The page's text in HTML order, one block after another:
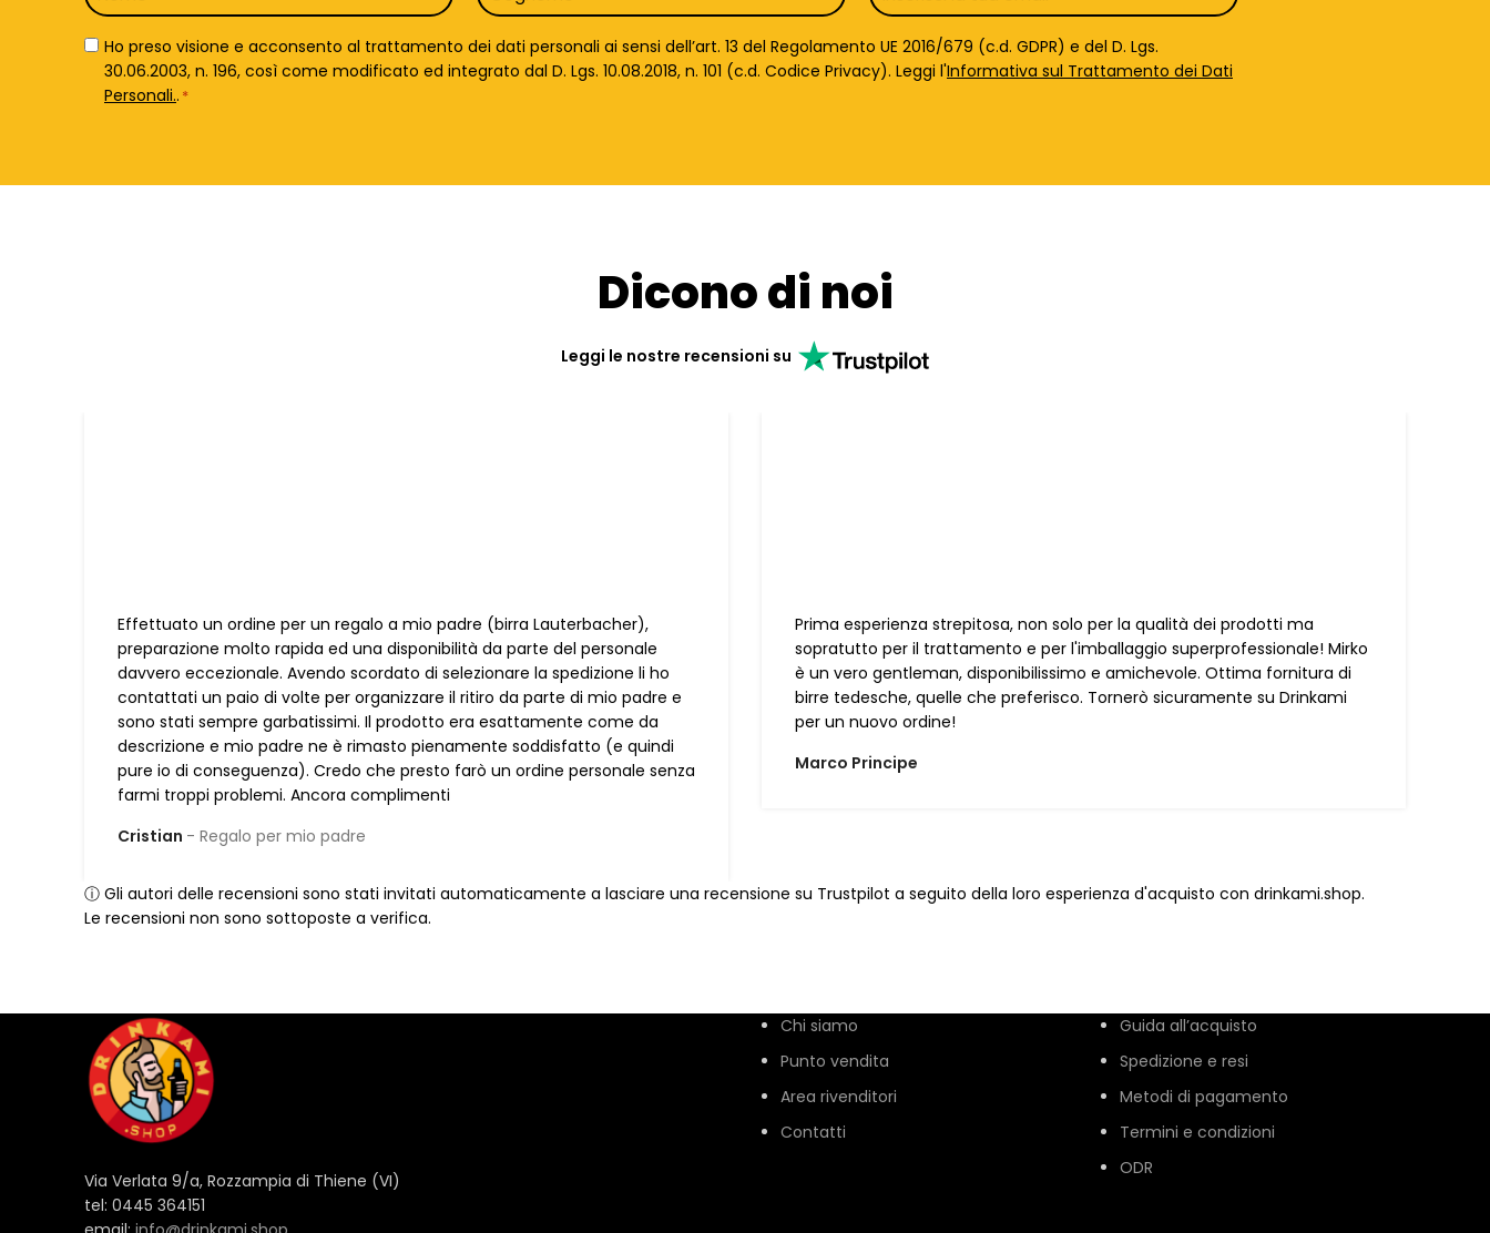
* * *
Privacy
Policy
Ho preso visione e acconsento al trattamento dei dati personali ai sensi dell’art. 13 del Regolamento UE 2016/679 (c.d. GDPR) e del D. Lgs.
30.06.2003, n. 196, così come modificato ed integrato dal D. Lgs. 10.08.2018, n. 101 (c.d. Codice Privacy). Leggi l'Informativa sul Trattamento dei Dati
Personali.. *
Dicono di noi
Leggi le nostre recensioni su
Effettuato un ordine per un regalo a mio padre (birra Lauterbacher),
preparazione molto rapida ed una disponibilità da parte del personale
davvero eccezionale. Avendo scordato di selezionare la spedizione li ho
contattati un paio di volte per organizzare il ritiro da parte di mio padre e
sono stati sempre garbatissimi. Il prodotto era esattamente come da
descrizione e mio padre ne è rimasto pienamente soddisfatto (e quindi
pure io di conseguenza). Credo che presto farò un ordine personale senza
farmi troppi problemi. Ancora complimenti
Cristian
Regalo per mio padre
Prima esperienza strepitosa, non solo per la qualità dei prodotti ma
sopratutto per il trattamento e per l'imballaggio superprofessionale! Mirko
è un vero gentleman, disponibilissimo e amichevole. Ottima fornitura di
birre tedesche, quelle che preferisco. Tornerò sicuramente su Drinkami
per un nuovo ordine!
Marco Principe
ⓘ Gli autori delle recensioni sono stati invitati automaticamente a lasciare una recensione su Trustpilot a seguito della loro esperienza d'acquisto con drinkami.shop.
Le recensioni non sono sottoposte a verifica.
Via Verlata 9/a, Rozzampia di Thiene (VI)
tel: 0445 364151
Chi siamo
Punto vendita
Area rivenditori
Contatti
Guida all’acquisto
Spedizione e resi
Metodi di pagamento
Termini e condizioni
ODR